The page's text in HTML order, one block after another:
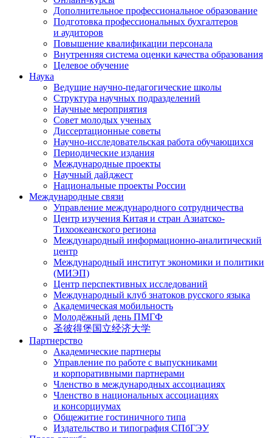
Дополнительное профессиональное образование
Подготовка профессиональных бухгалтеров
и аудиторов
Повышение квалификации персонала
Внутренняя система оценки качества образования
Целевое обучение
Наука
Ведущие научно-педагогические школы
Структура научных подразделений
Научные мероприятия
Совет молодых ученых
Диссертационные советы
Научно-исследовательская работа обучающихся
Периодические издания
Международные проекты
Научный дайджест
Национальные проекты России
Международные связи
Управление международного сотрудничества
Центр изучения Китая и стран Азиатско-
Тихоокеанского региона
Международный информационно-аналитический
центр
Международный институт экономики и политики
(МИЭП)
Центр перспективных исследований
Международный клуб знатоков русского языка
Академическая мобильность
Молодёжный день ПМГФ
圣彼得堡国立经济大学
Партнерство
Академические партнеры
Управление по работе с выпускниками
и корпоративными партнерами
Членство в международных ассоциациях
Членство в национальных ассоциациях
и консорциумах
Общежитие гостиничного типа
Издательство и типография СПбГЭУ